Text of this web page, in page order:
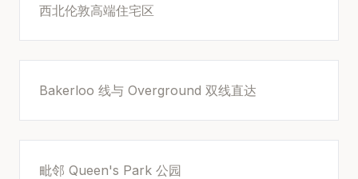
西北伦敦高端住宅区
Bakerloo 线与 Overground 双线直达
毗邻 Queen's Park 公园